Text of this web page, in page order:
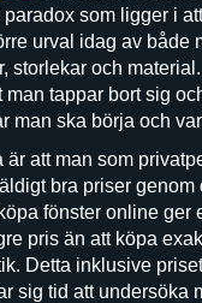
som ligger i
urval idag av både
storlekar och
man tappar bort sig
man ska börja och
är att man som
bra priser genom
fönster online ger
pris än att köpa
Detta inklusive
sig tid att undersöka